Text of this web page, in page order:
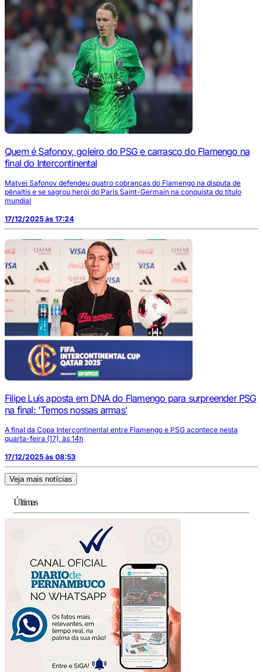
Quem é Safonov, goleiro do PSG e carrasco do Flamengo na
final do Intercontinental
Matvei Safonov defendeu quatro cobranças do Flamengo na disputa de
pênaltis e se sagrou herói do Paris Saint-Germain na conquista do título
mundial
17/12/2025 às 17:24
Filipe Luís aposta em DNA do Flamengo para surpreender PSG
na final: 'Temos nossas armas'
A final da Copa Intercontinental entre Flamengo e PSG acontece nesta
quarta-feira (17), às 14h
17/12/2025 às 08:53
Veja mais notícias
Últimas